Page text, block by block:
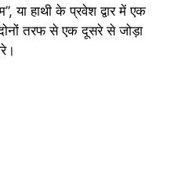
या हाथी के प्रवेश द्वार में एक
दोनों तरफ से एक दूसरे से जोड़ा